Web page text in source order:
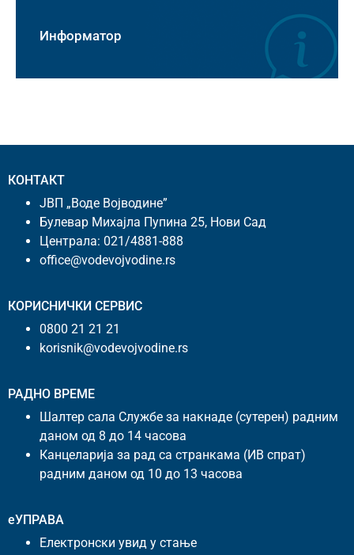
Информатор
КОНТАКТ
ЈВП „Воде Војводине”
Булевар Михајла Пупина 25, Нови Сад
Централа: 021/4881-888
office@vodevojvodine.rs
КОРИСНИЧКИ СЕРВИС
0800 21 21 21
korisnik@vodevojvodine.rs
РАДНО ВРЕМЕ
Шалтер сала Службе за накнаде (сутерен) радним
даном од 8 до 14 часова
Канцеларија за рад са странкама (ИВ спрат)
радним даном од 10 до 13 часова
еУПРАВА
Електронски увид у стање